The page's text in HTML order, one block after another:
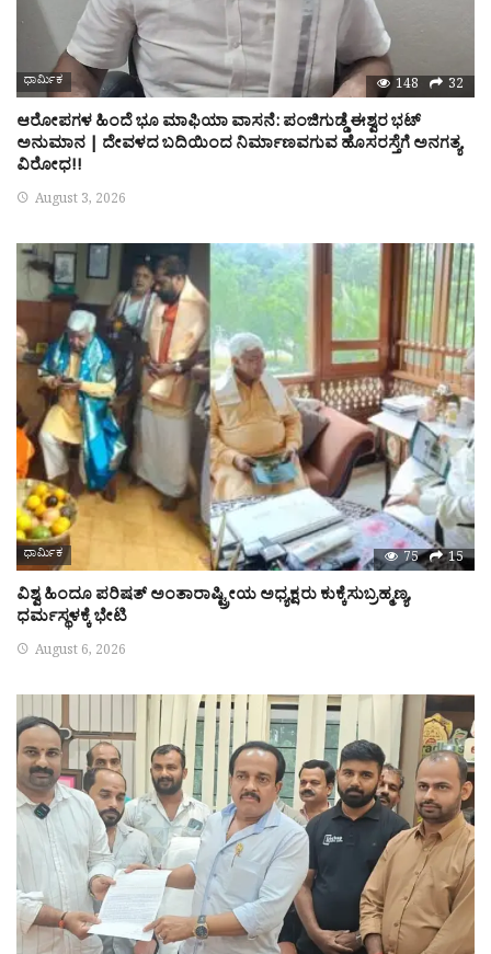
ಧಾರ್ಮಿಕ 148 32
ಆರೋಪಗಳ ಹಿಂದೆ ಭೂ ಮಾಫಿಯಾ ವಾಸನೆ: ಪಂಜಿಗುಡ್ಡೆ ಈಶ್ವರ ಭಟ್
ಅನುಮಾನ | ದೇವಳದ ಬದಿಯಿಂದ ನಿರ್ಮಾಣವಗುವ ಹೊಸರಸ್ತೆಗೆ ಅನಗತ್ಯ
ವಿರೋಧ!!
August 3, 2026
ಧಾರ್ಮಿಕ 75 15
ವಿಶ್ವ ಹಿಂದೂ ಪರಿಷತ್ ಅಂತಾರಾಷ್ಟ್ರೀಯ ಅಧ್ಯಕ್ಷರು ಕುಕ್ಕೆಸುಬ್ರಹ್ಮಣ್ಯ,
ಧರ್ಮಸ್ಥಳಕ್ಕೆ ಭೇಟಿ
August 6, 2026